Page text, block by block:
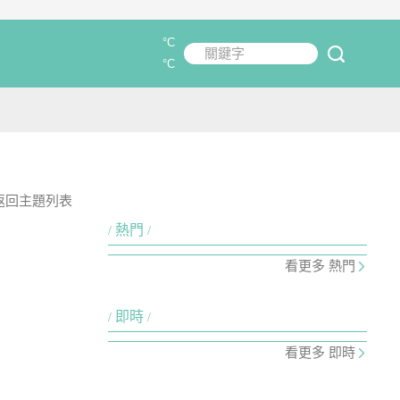
關鍵字
°C
°C
回主題列表
熱門
看更多 熱門
即時
看更多 即時